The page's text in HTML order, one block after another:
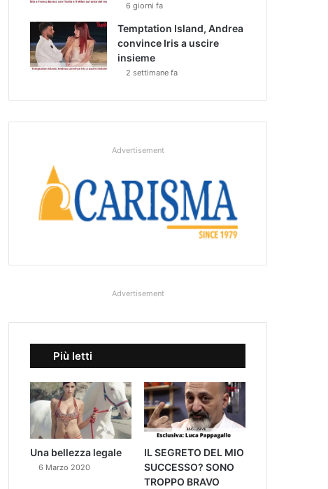
6 giorni fa
Temptation Island, Andrea
convince Iris a uscire
insieme
2 settimane fa
Advertisement
Advertisement
Più letti
Una bellezza legale
6 Marzo 2020
IL SEGRETO DEL MIO
SUCCESSO? SONO
TROPPO BRAVO